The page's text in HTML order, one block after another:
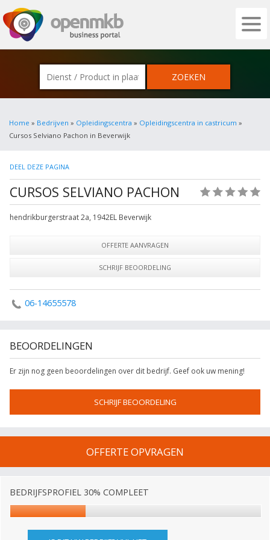
OPENMKB - DE ZAKELIJKE PORTAL
Home » Bedrijven » Opleidingscentra » Opleidingscentra in castricum »
Cursos Selviano Pachon in Beverwijk
DEEL DEZE PAGINA
CURSOS SELVIANO PACHON
hendrikburgerstraat 2a, 1942EL Beverwijk
OFFERTE AANVRAGEN
SCHRIJF BEOORDELING
06-14655578
BEOORDELINGEN
Er zijn nog geen beoordelingen over dit bedrijf. Geef ook uw mening!
SCHRIJF BEOORDELING
OFFERTE OPVRAGEN
BEDRIJFSPROFIEL 30% COMPLEET